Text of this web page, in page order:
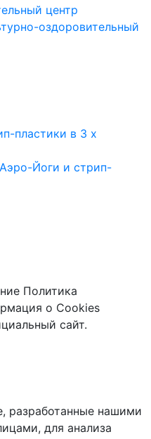
оздоровительный
Йоги и стрип-
Политика
о Cookies
сайт.
разработанные нашими
для анализа